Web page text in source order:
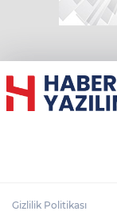
Gizlilik Politikası